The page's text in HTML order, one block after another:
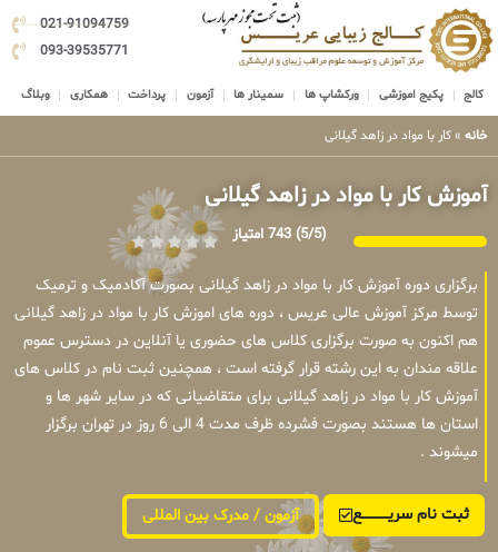
021-91094759
093-39535771
کالج پکیج اموزشی ورکشاپ ها سمینار ها آزمون پرداخت همکاری وبلاگ
خانه » کار با مواد در زاهد گیلانی
آموزش کار با مواد در زاهد گیلانی
(5/5) 743 امتیاز
برگزاری دوره آموزش کار با مواد در زاهد گیلانی بصورت آکادمیک و ترمیک
توسط مرکز آموزش عالی عریس ، دوره های اموزش کار با مواد در زاهد گیلانی
هم اکنون به صورت برگزاری کلاس های حضوری یا آنلاین در دسترس عموم
علاقه مندان به این رشته قرار گرفته است ، همچنین ثبت نام در کلاس های
آموزش کار با مواد در زاهد گیلانی برای متقاضیانی که در سایر شهر ها و
استان ها هستند بصورت فشرده ظرف مدت 4 الی 6 روز در تهران برگزار
میشوند .
ثبت نام سریــــــــــــع آزمون / مدرک بین المللی